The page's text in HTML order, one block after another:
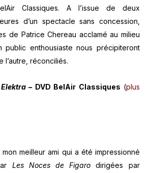
Classiques. A l’issue de deux
d’un spectacle sans concession,
de Patrice Chereau acclamé au milieu
public enthousiaste nous précipiteront
l’autre, réconciliés.
Elektra– DVD BelAir Classiques (plus
mon meilleur ami qui a été impressionné
Les Noces de Figaro dirigées par